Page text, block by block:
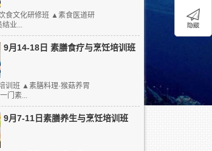
食文化研修班 ▲素食医道研
结业...
9月14-18日 素膳食疗与烹饪培训班
训班 ▲素膳料理·猴菇养胃
门素...
9月7-11日素膳养生与烹饪培训班